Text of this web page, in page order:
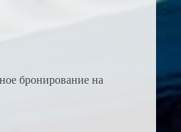
бронирование на